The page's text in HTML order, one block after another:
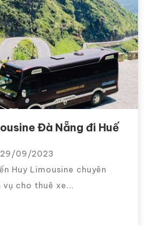
Đà Nẵng đi Huế
29/09/2023
Huy Limousine chuyên
cho thuê xe...